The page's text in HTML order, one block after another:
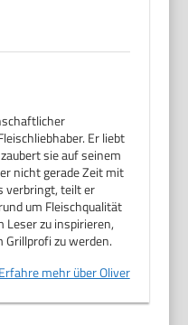
Er liebt
sie auf seinem
nicht gerade Zeit mit
verbringt, teilt er
um Fleischqualität
Leser zu inspirieren,
Grillprofi zu werden.
Erfahre mehr über Oliver